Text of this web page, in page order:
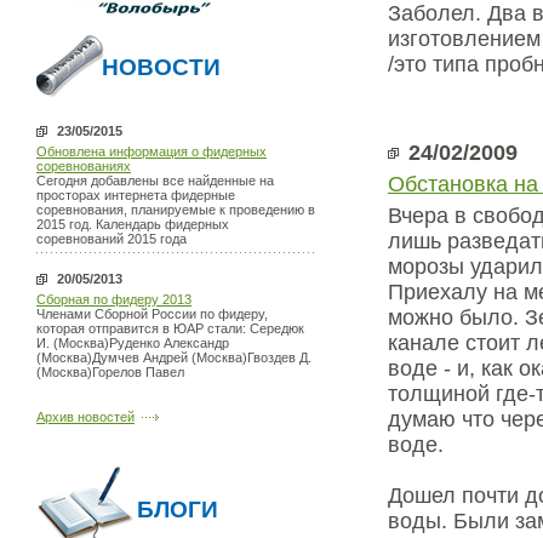
НОВОСТИ
23/05/2015
Обновлена информация о фидерных
соревнованиях
Сегодня добавлены все найденные на
просторах интернета фидерные
соревнования, планируемые к проведению в
2015 год. Календарь фидерных
соревнований 2015 года
20/05/2013
Сборная по фидеру 2013
Членами Сборной России по фидеру,
которая отправится в ЮАР стали: Середюк
И. (Москва)Руденко Александр
(Москва)Думчев Андрей (Москва)Гвоздев Д.
(Москва)Горелов Павел
Архив новостей
БЛОГИ
Заболел. Два
/это типа
24/02/2009
Обстановка
Вчера в
лишь
морозы
Приехалу на
можно было.
канале стоит
воде - и, как
толщиной где-
думаю что
воде.
Дошел почти
воды. Были